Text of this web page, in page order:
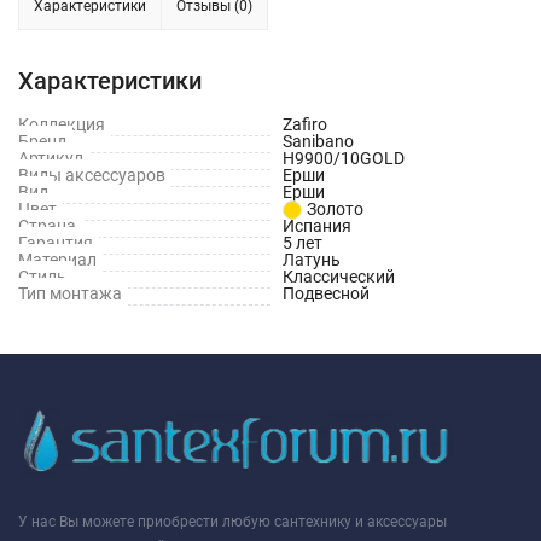
Характеристики Отзывы (0)
Характеристики
Коллекция
Zafiro
Бренд
Sanibano
Артикул
H9900/10GOLD
Виды аксессуаров
Ерши
Вид
Ерши
Цвет
Золото
Страна
Испания
Гарантия
5 лет
Материал
Латунь
Стиль
Классический
Тип монтажа
Подвесной
У нас Вы можете приобрести любую сантехнику и аксессуары